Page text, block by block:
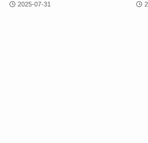
2025-07-31